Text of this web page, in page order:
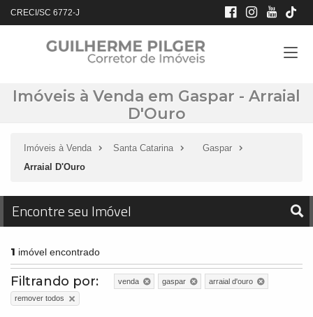
CRECI/SC 6772-J
Imóveis à Venda em Gaspar - Arraial
D'Ouro
Imóveis à Venda Santa Catarina
Gaspar
Arraial D'Ouro
Encontre seu Imóvel
1 imóvel encontrado
Filtrando por: venda gaspar
arraial d'ouro
remover todos